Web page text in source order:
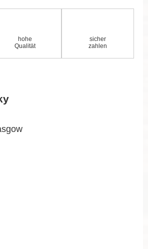
hohe
Qualität
sicher
zahlen